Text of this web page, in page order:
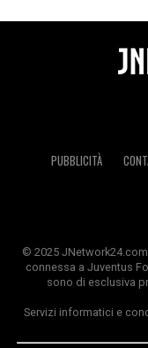
PUBBLICITÀ
© 2025
connessa a Juventus
sono di esclusiva
Servizi informatici e